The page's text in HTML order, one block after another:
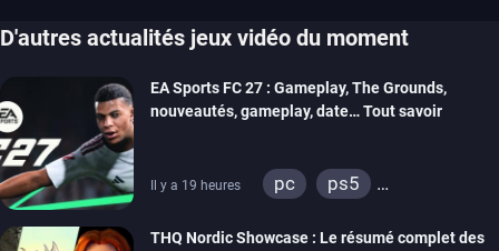
D'autres actualités jeux vidéo du moment
EA Sports FC 27 : Gameplay, The Grounds,
nouveautés, gameplay, date… Tout savoir
Il y a 19 heures pc
ps5
THQ Nordic Showcase : Le résumé complet des